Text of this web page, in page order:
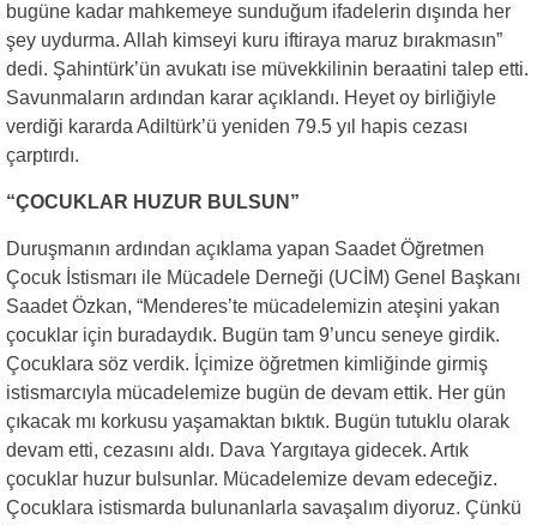
bugüne kadar mahkemeye sunduğum ifadelerin dışında her
şey uydurma. Allah kimseyi kuru iftiraya maruz bırakmasın”
dedi. Şahintürk’ün avukatı ise müvekkilinin beraatini talep etti.
Savunmaların ardından karar açıklandı. Heyet oy birliğiyle
verdiği kararda Adiltürk’ü yeniden 79.5 yıl hapis cezası
çarptırdı.
“ÇOCUKLAR HUZUR BULSUN”
Duruşmanın ardından açıklama yapan Saadet Öğretmen
Çocuk İstismarı ile Mücadele Derneği (UCİM) Genel Başkanı
Saadet Özkan, “Menderes’te mücadelemizin ateşini yakan
çocuklar için buradaydık. Bugün tam 9’uncu seneye girdik.
Çocuklara söz verdik. İçimize öğretmen kimliğinde girmiş
istismarcıyla mücadelemize bugün de devam ettik. Her gün
çıkacak mı korkusu yaşamaktan bıktık. Bugün tutuklu olarak
devam etti, cezasını aldı. Dava Yargıtaya gidecek. Artık
çocuklar huzur bulsunlar. Mücadelemize devam edeceğiz.
Çocuklara istismarda bulunanlarla savaşalım diyoruz. Çünkü